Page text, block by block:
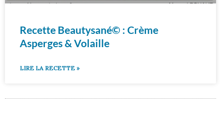
Recette Beautysané© : Crème
Asperges & Volaille
LIRE LA RECETTE »